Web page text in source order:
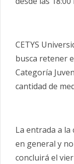
CETYS
busca retener
Categoría
cantidad de
La entrada a
en general y
concluirá el